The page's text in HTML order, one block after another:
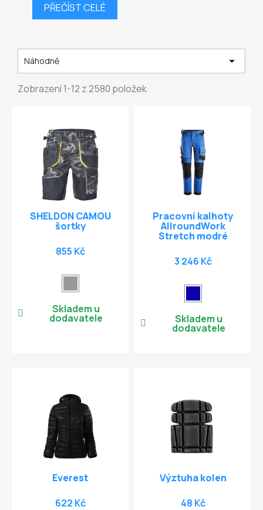
PŘEČÍST CELÉ
Náhodně 
Zobrazení 1-12 z 2580 položek
SHELDON CAMOU
šortky
855 Kč
Skladem u
dodavatele
Pracovní kalhoty
AllroundWork
Stretch modré
3 246 Kč
Skladem u
dodavatele
Everest
622 Kč
Výztuha kolen
48 Kč